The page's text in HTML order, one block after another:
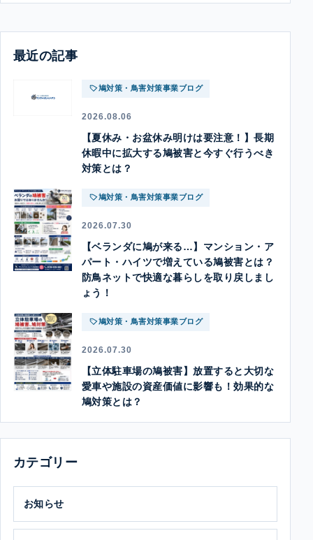
最近の記事
鳩対策・鳥害対策事業ブログ
2026.08.06
【夏休み・お盆休み明けは要注意！】長期
休暇中に拡大する鳩被害と今すぐ行うべき
対策とは？
鳩対策・鳥害対策事業ブログ
2026.07.30
【ベランダに鳩が来る…】マンション・ア
パート・ハイツで増えている鳩被害とは？
防鳥ネットで快適な暮らしを取り戻しまし
ょう！
鳩対策・鳥害対策事業ブログ
2026.07.30
【立体駐車場の鳩被害】放置すると大切な
愛車や施設の資産価値に影響も！効果的な
鳩対策とは？
カテゴリー
お知らせ